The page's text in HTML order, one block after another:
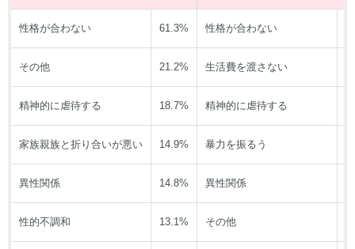
性格が合わない 61.3% 性格が合わない
その他 21.2% 生活費を渡さない
精神的に虐待する 18.7% 精神的に虐待する
家族親族と折り合いが悪い 14.9% 暴力を振るう
異性関係 14.8% 異性関係
性的不調和 13.1% その他